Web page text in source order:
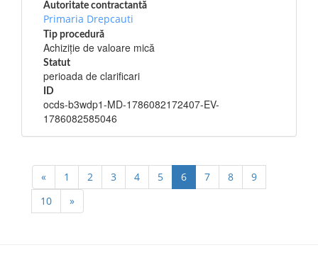
Autoritate contractantă
Primaria Drepcauti
Tip procedură
Achiziție de valoare mică
Statut
perioada de clarificari
ID
ocds-b3wdp1-MD-1786082172407-EV-
1786082585046
« 1 2 3 4 5 6 7 8
9
10
»